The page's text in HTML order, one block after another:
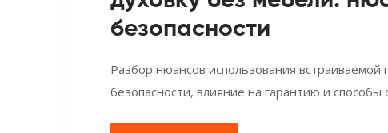
безопасности
Разбор нюансов использования
безопасности, влияние на гарантию и